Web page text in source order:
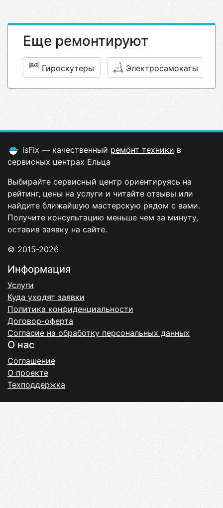
Еще ремонтируют
Гироскутеры Электросамокаты
isFix — качественный ремонт техники в
сервисных центрах Ельца
Выбирайте сервисный центр ориентируясь на
рейтинг, цены на услуги и читайте отзывы или
найдите ближайшую мастерскую рядом с вами.
Получите консультацию меньше чем за минуту,
оставив заявку на сайте.
© 2015-2026
Информация
Услуги
Куда уходят заявки
Политика конфиденциальности
Договор-оферта
Согласие на обработку персональных данных
О нас
Соглашение
О проекте
Техподдержка